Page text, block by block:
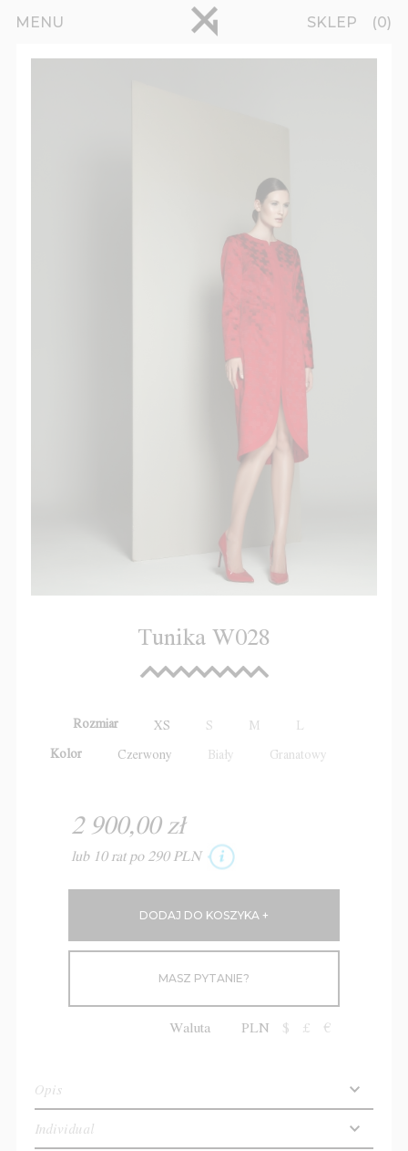
MENU SKLEP 0
Tunika W028
Rozmiar XS S M
Kolor Czerwony Biały Granatowy
2 900,00 zł
lub 10 rat po 290 PLN
MASZ PYTANIE?
Waluta PLN $ £ €
Opis
Individual